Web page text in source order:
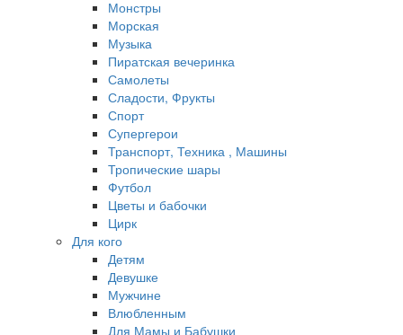
Монстры
Морская
Музыка
Пиратская вечеринка
Самолеты
Сладости, Фрукты
Спорт
Супергерои
Транспорт, Техника , Машины
Тропические шары
Футбол
Цветы и бабочки
Цирк
Для кого
Детям
Девушке
Мужчине
Влюбленным
Для Мамы и Бабушки